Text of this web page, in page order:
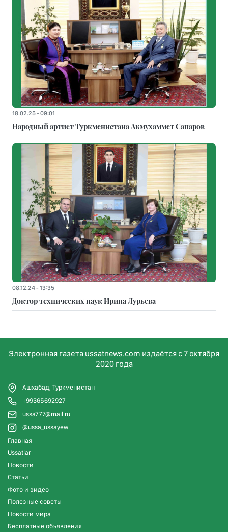
18.02.25 - 09:01
Народный артист Туркменистана Акмухаммет Сапаров
08.12.24 - 13:35
Доктор технических наук Ирина Лурьева
Электронная газета ussatnews.com издаётся с 7 октября
2020 года
Ашхабад, Туркменистан
+99365692927
ussa777@mail.ru
@ussa_ussayew
Главная
Ussatlar
Новости
Статьи
Фото и видео
Полезные советы
Новости мира
Бесплатные объявления